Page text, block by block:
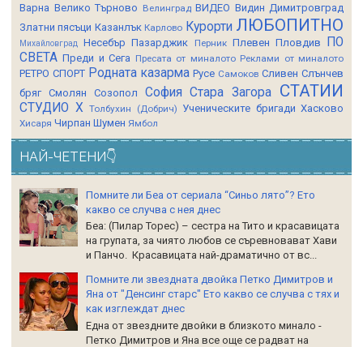
Варна Велико Търново Велинград ВИДЕО Видин Димитровград
Златни пясъци Казанлък Карлово Курорти ЛЮБОПИТНО
Михайловград Несебър Пазарджик Перник Плевен Пловдив
ПО
СВЕТА Преди и Сега Пресата от миналото Реклами от миналото
РЕТРО СПОРТ Родната казарма Русе Самоков Сливен Слънчев
бряг Смолян Созопол София Стара Загора СТАТИИ
СТУДИО Х Толбухин (Добрич) Ученическите бригади Хасково
Хисаря Чирпан Шумен Ямбол
НАЙ-ЧЕТЕНИ👇
Помните ли Беа от сериала “Синьо лято”? Ето
какво се случва с нея днес
Беа: (Пилар Торес) – сестра на Тито и красавицата
на групата, за чиято любов се съревновават Хави
и Панчо. Красавицата най-драматично от вс...
Помните ли звездната двойка Петко Димитров и
Яна от "Денсинг старс" Ето какво се случва с тях и
как изглеждат днес
Една от звездните двойки в близкото минало -
Петко Димитров и Яна все още се радват на